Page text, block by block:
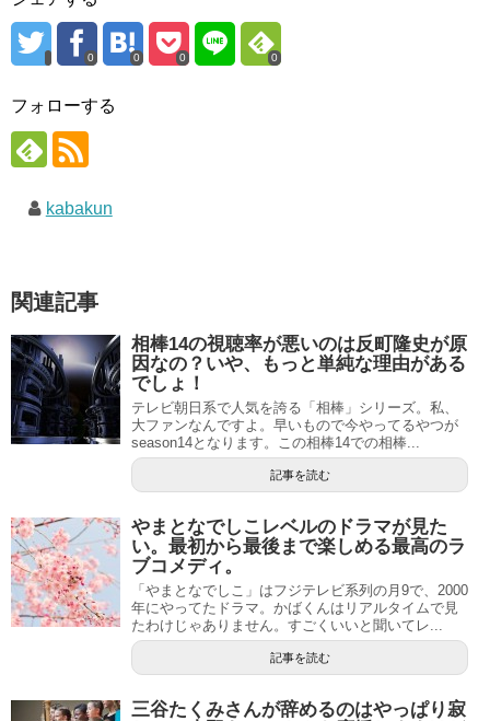
0 0 0 0
フォローする
kabakun
関連記事
相棒14の視聴率が悪いのは反町隆史が原
因なの？いや、もっと単純な理由がある
でしょ！
テレビ朝日系で人気を誇る「相棒」シリーズ。私、
大ファンなんですよ。早いもので今やってるやつが
season14となります。この相棒14での相棒...
記事を読む
やまとなでしこレベルのドラマが見た
い。最初から最後まで楽しめる最高のラ
ブコメディ。
「やまとなでしこ」はフジテレビ系列の月9で、2000
年にやってたドラマ。かばくんはリアルタイムで見
たわけじゃありません。すごくいいと聞いてレ...
記事を読む
三谷たくみさんが辞めるのはやっぱり寂